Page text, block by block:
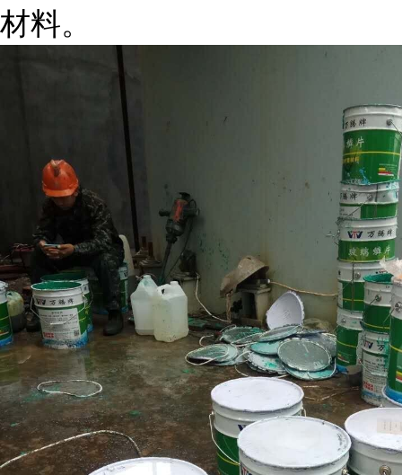
材料。